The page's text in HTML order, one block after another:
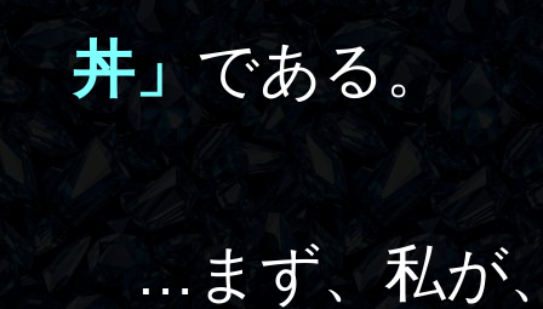
丼」 である。
…まず、私が